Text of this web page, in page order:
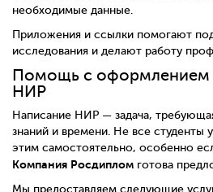
необходимые данные.
Приложения и ссылки помогают
исследования и делают работу
Помощь с оформлением
НИР
Написание НИР — задача,
знаний и времени. Не все студенты
этим самостоятельно, особенно
Компания Росдиплом готова
Мы предоставляем следующие